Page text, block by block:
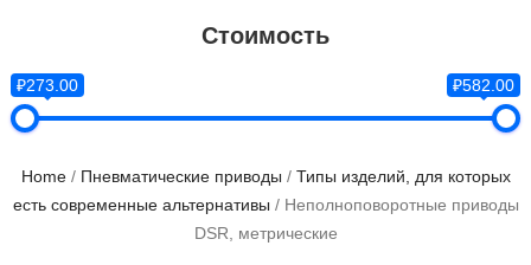
Стоимость
₽273.00 ₽582.00
Home/ Пневматические приводы / Типы изделий, для которых
есть современные альтернативы / Неполноповоротные приводы
DSR, метрические